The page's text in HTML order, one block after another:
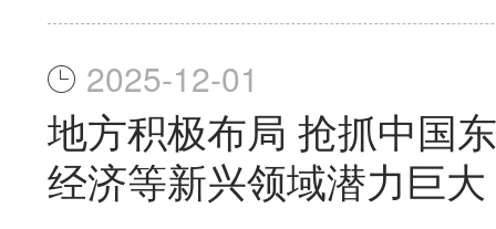
2025-12-01
地方积极布局 抢抓中国
经济等新兴领域潜力巨大